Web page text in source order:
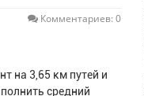
Комментариев: 0
на 3,65 км путей и
средний